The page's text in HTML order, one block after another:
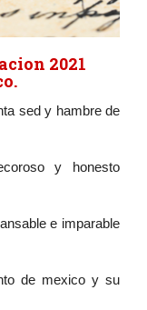
2021
sed y hambre de
y honesto
e imparable
de mexico y su